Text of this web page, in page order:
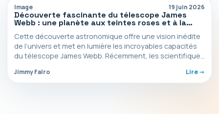
Image 19 juin 2026
Découverte fascinante du télescope James
Webb : une planète aux teintes roses et à la
surface salée
Cette découverte astronomique offre une vision inédite
de l’univers et met en lumière les incroyables capacités
du télescope James Webb. Récemment, les scientifiques
Jimmy Falro Lire ->